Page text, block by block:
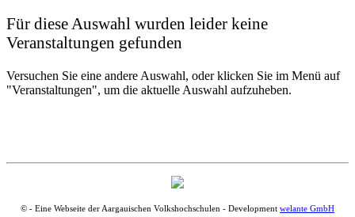
Für diese Auswahl wurden leider keine
Veranstaltungen gefunden
Versuchen Sie eine andere Auswahl, oder klicken Sie im Menü auf
"Veranstaltungen", um die aktuelle Auswahl aufzuheben.
© - Eine Webseite der Aargauischen Volkshochschulen - Development welante GmbH